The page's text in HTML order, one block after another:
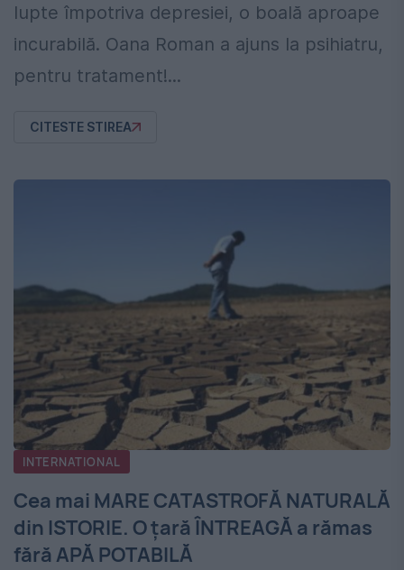
lupte împotriva depresiei, o boală aproape
incurabilă. Oana Roman a ajuns la psihiatru,
pentru tratament!...
CITESTE STIREA
INTERNATIONAL
Cea mai MARE CATASTROFĂ NATURALĂ
din ISTORIE. O țară ÎNTREAGĂ a rămas
fără APĂ POTABILĂ